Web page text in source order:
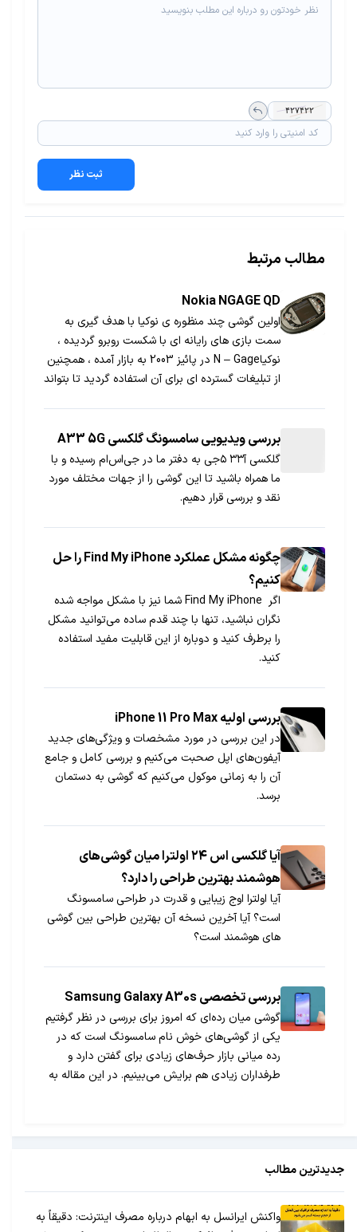
ثبت نظر
مطالب مرتبط
Nokia NGAGE QD
اولین گوشی چند منظوره ی نوکیا با هدف گیری به
سمت بازی های رایانه ای با شکست روبرو گردیده ،
نوکیاN – Gage در پائیز 2003 به بازار آمده ، همچنین
از تبلیغات گسترده ای برای آن استفاده گردید تا بتواند
بررسی ویدیویی سامسونگ گلکسی A33 5G
گلکسی آ۳۳ ۵جی به دفتر ما در جی‌اس‌ام رسیده و با
ما همراه باشید تا این گوشی را از جهات مختلف مورد
نقد و بررسی قرار دهیم.
چگونه مشکل عملکرد Find My iPhone را حل
کنیم؟
اگر Find My iPhone شما نیز با مشکل مواجه شده
نگران نباشید، تنها با چند قدم ساده می‌توانید مشکل
را برطرف کنید و دوباره از این قابلیت مفید استفاده
کنید.
بررسی اولیه iPhone 11 Pro Max
در این بررسی در مورد مشخصات و ویژگی‌های جدید
آیفون‌های اپل صحبت می‌کنیم و بررسی کامل و جامع
آن را به زمانی موکول می‌کنیم که گوشی به دستمان
برسد.
آیا گلکسی اس ۲۴ اولترا میان گوشی‌های
هوشمند بهترین طراحی را دارد؟
آیا اولترا اوج زیبایی و قدرت در طراحی سامسونگ
است؟ آیا آخرین نسخه آن بهترین طراحی بین گوشی
های هوشمند است؟
بررسی تخصصی Samsung Galaxy A30s
گوشی میان رده‌ای که امروز برای بررسی در نظر گرفتیم
یکی از گوشی‌های خوش نام سامسونگ است که در
رده میانی بازار حرف‌های زیادی برای گفتن دارد و
طرفداران زیادی هم برایش می‌بینیم. در این مقاله به
جدیدترین مطالب
واکنش ایرانسل به ابهام درباره مصرف اینترنت: دقیقاً به